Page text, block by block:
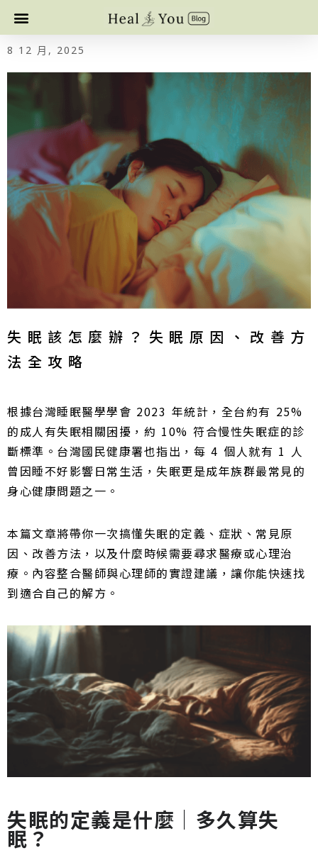
8 12 月, 2025
失眠該怎麼辦？失眠原因、改善方
法全攻略
根據台灣睡眠醫學學會 2023 年統計，全台約有 25%
的成人有失眠相關困擾，約 10% 符合慢性失眠症的診
斷標準。台灣國民健康署也指出，每 4 個人就有 1 人
曾因睡不好影響日常生活，失眠更是成年族群最常見的
身心健康問題之一。
本篇文章將帶你一次搞懂失眠的定義、症狀、常見原
因、改善方法，以及什麼時候需要尋求醫療或心理治
療。內容整合醫師與心理師的實證建議，讓你能快速找
到適合自己的解方。
失眠的定義是什麼｜多久算失
眠？